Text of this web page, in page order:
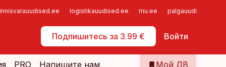
logistikauudised.ee mu.ee palgauudised.ee
Подпишитесь за 3.99 € Войти
Самообслуживание
PRO Напишите нам Мой ДВ